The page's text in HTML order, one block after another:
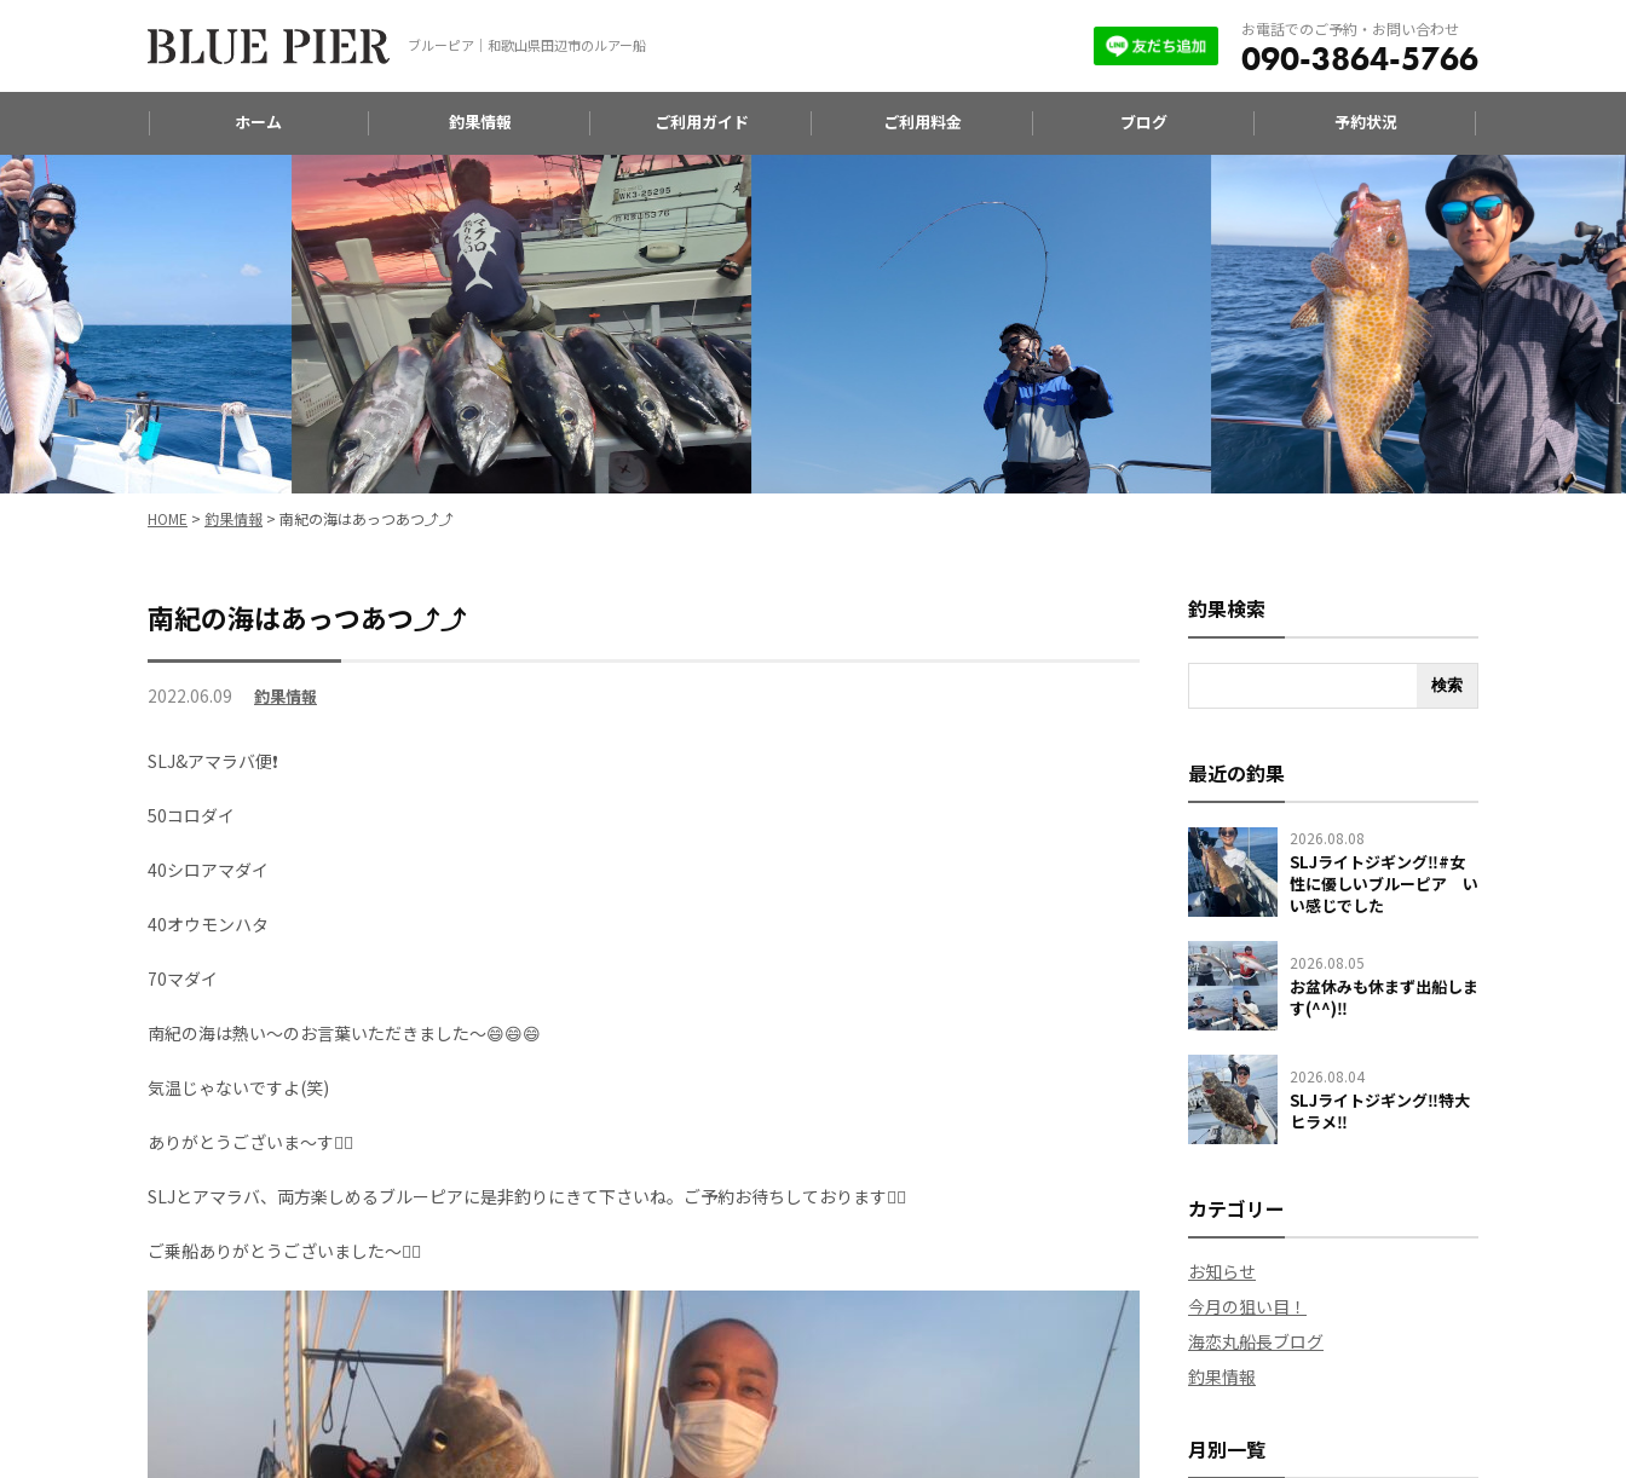
ブルーピア｜和歌山県田辺市のルアー船
お電話でのご予約・お問い合わせ
090-3864-5766
ホーム 釣果情報 ご利用ガイド ご利用料金 ブログ 予約状況
HOME > 釣果情報 > 南紀の海はあっつあつ⤴⤴
南紀の海はあっつあつ⤴⤴
2022.06.09 釣果情報
SLJ&アマラバ便❗
50コロダイ
40シロアマダイ
40オウモンハタ
70マダイ
南紀の海は熱い～のお言葉いただきました～😄😄😄
気温じゃないですよ(笑)
ありがとうございま～す🙇‍♀️
SLJとアマラバ、両方楽しめるブルーピアに是非釣りにきて下さいね。ご予約お待ちしております🙇‍♀️
ご乗船ありがとうございました～🙇‍♀️
釣果検索
最近の釣果
2026.08.08
SLJライトジギング‼️#女
性に優しいブルーピア い
い感じでした
2026.08.05
お盆休みも休まず出船しま
す(^^)‼️
2026.08.04
SLJライトジギング‼️特大
ヒラメ‼️
カテゴリー
お知らせ
今月の狙い目！
海恋丸船長ブログ
釣果情報
月別一覧